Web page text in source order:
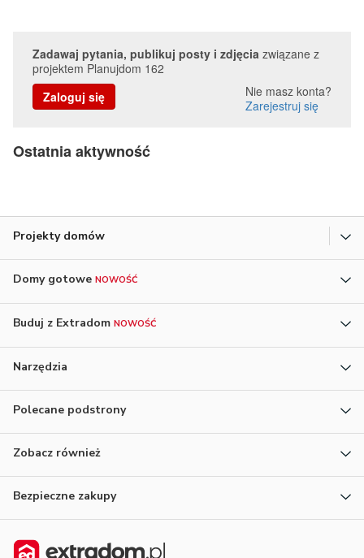
Zadawaj pytania, publikuj posty i zdjęcia związane z
projektem Planujdom 162
Zaloguj się
Nie masz konta?
Zarejestruj się
Ostatnia aktywność
Projekty domów
Domy gotowe NOWOŚĆ
Buduj z Extradom NOWOŚĆ
Narzędzia
Polecane podstrony
Zobacz również
Bezpieczne zakupy